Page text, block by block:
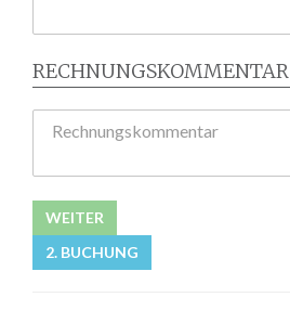
RECHNUNGSKOMMENTAR
Rechnungskommentar
WEITER
2. BUCHUNG